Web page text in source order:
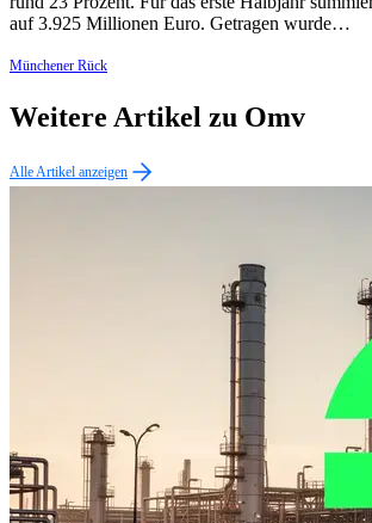
auf 3.925 Millionen Euro. Getragen wurde…
Münchener Rück
Weitere Artikel zu Omv
Alle Artikel anzeigen